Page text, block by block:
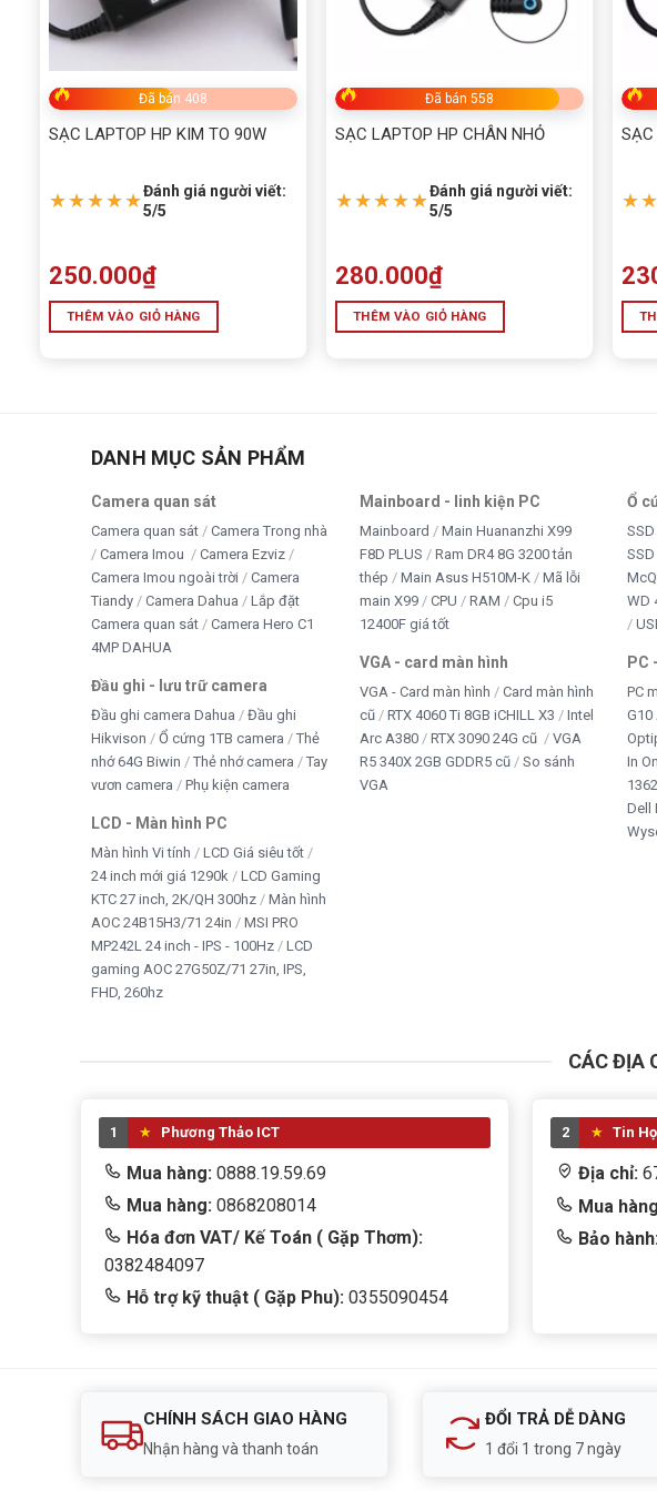
Đã bán 408
SẠC LAPTOP HP KIM TO 90W
★★★★★Đánh giá người viết:
5/5
250.000₫
THÊM VÀO GIỎ HÀNG
Đã bán 558
SẠC LAPTOP HP CHÂN NHỎ
★★★★★Đánh giá người viết:
5/5
280.000₫
THÊM VÀO GIỎ HÀNG
SẠC
DANH MỤC SẢN PHẨM
Camera quan sát
Camera quan sát
Camera Trong nhà
Camera Imou
Camera Ezviz
Camera Imou ngoài trời
Camera
Tiandy
Camera Dahua
Lắp đặt
Camera quan sát
Camera Hero C1
4MP DAHUA
Đầu ghi - lưu trữ camera
Đầu ghi camera Dahua
Đầu ghi
Hikvison
Ổ cứng 1TB camera
Thẻ
nhớ 64G Biwin
Thẻ nhớ camera
Tay
vươn camera
Phụ kiện camera
LCD - Màn hình PC
Màn hình Vi tính
LCD Giá siêu tốt
24 inch mới giá 1290k
LCD Gaming
KTC 27 inch, 2K/QH 300hz
Màn hình
AOC 24B15H3/71 24in
MSI PRO
MP242L 24 inch - IPS - 100Hz
LCD
gaming AOC 27G50Z/71 27in, IPS,
FHD, 260hz
Mainboard - linh kiện PC
Mainboard
Main Huananzhi X99
F8D PLUS
Ram DR4 8G 3200 tản
thép
Main Asus H510M-K
Mã lỗi
main X99
CPU RAM
Cpu i5
12400F giá tốt
VGA - card màn hình
VGA - Card màn hình
Card màn hình
cũ
RTX 4060 Ti 8GB iCHILL X3
Intel
Arc A380
RTX 3090 24G cũ
VGA
R5 340X 2GB GDDR5 cũ
So sánh
VGA
Ổ
SSD
WD
PC
PC
G10
In
Dell
CÁC ĐỊA
1 Phương Thảo ICT
Mua hàng: 0888.19.59.69
Mua hàng: 0868208014
Hóa đơn VAT/ Kế Toán ( Gặp Thơm):
0382484097
Hỗ trợ kỹ thuật ( Gặp Phu): 0355090454
2 Tin
Địa chỉ:
Mua
Bảo
CHÍNH SÁCH GIAO HÀNG
Nhận hàng và thanh toán
ĐỔI TRẢ DỄ DÀNG
1 đổi 1 trong 7 ngày